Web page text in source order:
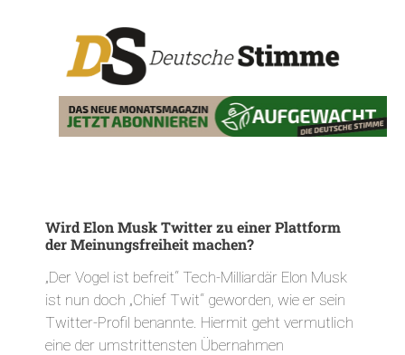
Wird Elon Musk Twitter zu einer Plattform
der Meinungsfreiheit machen?
„Der Vogel ist befreit“ Tech-Milliardär Elon Musk
ist nun doch „Chief Twit“ geworden, wie er sein
Twitter-Profil benannte. Hiermit geht vermutlich
eine der umstrittensten Übernahmen